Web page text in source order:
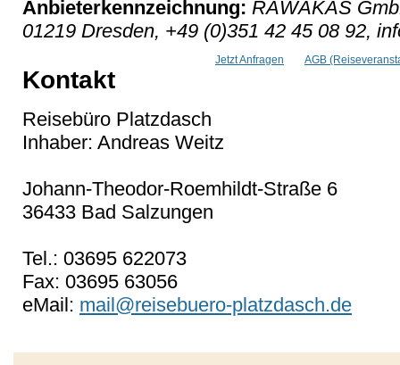
Anbieterkennzeichnung: RAWAKAS
01219 Dresden, +49 (0)351 42 45 08 92,
Jetzt Anfragen AGB
Kontakt
Reisebüro Platzdasch
Inhaber: Andreas Weitz
Johann-Theodor-Roemhildt-Straße 6
36433 Bad Salzungen
Tel.: 03695 622073
Fax: 03695 63056
eMail: mail@reisebuero-platzdasch.de